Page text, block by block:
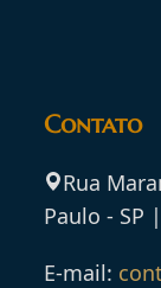
Contato
Rua
Paulo - SP
E-mail: